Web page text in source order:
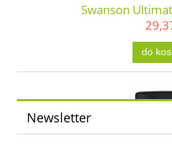
Swanson
do
Newsletter